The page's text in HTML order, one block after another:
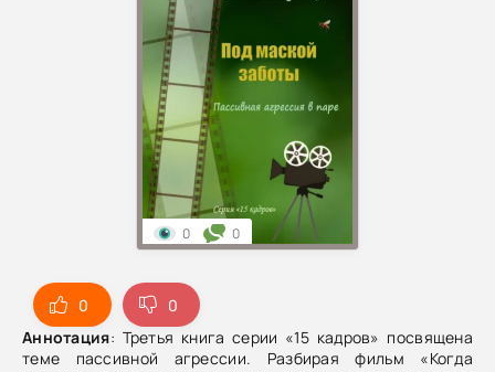
0
0
Аннотация: Третья книга серии «15 кадров» посвящена
теме пассивной агрессии. Разбирая фильм «Когда
0 0